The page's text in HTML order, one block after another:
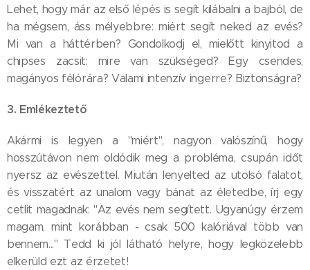
Lehet, hogy már az első lépés is segít kilábalni a bajból, de
ha mégsem, áss mélyebbre: miért segít neked az evés?
Mi van a háttérben? Gondolkodj el, mielőtt kinyitod a
chipses zacsit: mire van szükséged? Egy csendes,
magányos félórára? Valami intenzív ingerre? Biztonságra?
3. Emlékeztető
Akármi is legyen a "miért", nagyon valószínű, hogy
hosszútávon nem oldódik meg a probléma, csupán időt
nyersz az evészettel. Miután lenyelted az utolsó falatot,
és visszatért az unalom vagy bánat az életedbe, írj egy
cetlit magadnak: "Az evés nem segített. Ugyanúgy érzem
magam, mint korábban - csak 500 kalóriával több van
bennem..." Tedd ki jól látható helyre, hogy legközelebb
elkerüld ezt az érzetet!